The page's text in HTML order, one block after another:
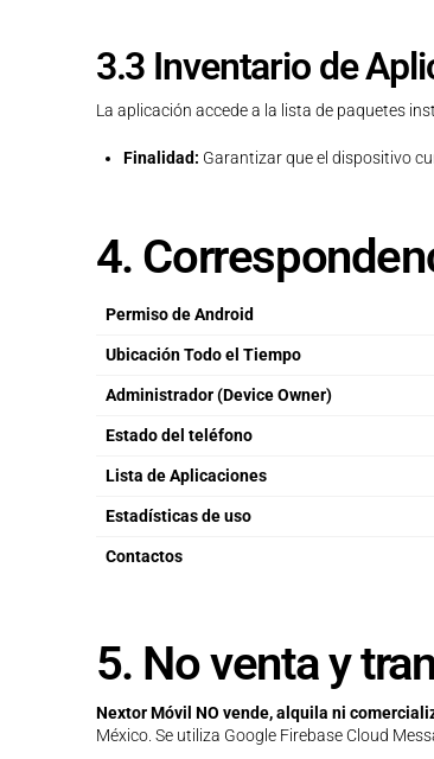
3.3 Inventario de
La aplicación accede a la lista de paquetes
Finalidad: Garantizar que el dispositivo
4.
Permiso de Android
Ubicación Todo el Tiempo
Administrador (Device Owner)
Estado del teléfono
Lista de Aplicaciones
Estadísticas de uso
Contactos
5. No venta y
Nextor Móvil NO vende, alquila ni
México. Se utiliza Google Firebase Cloud